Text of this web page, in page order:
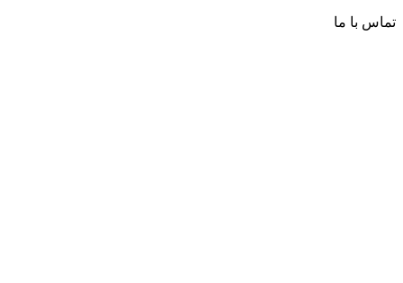
تماس با ما